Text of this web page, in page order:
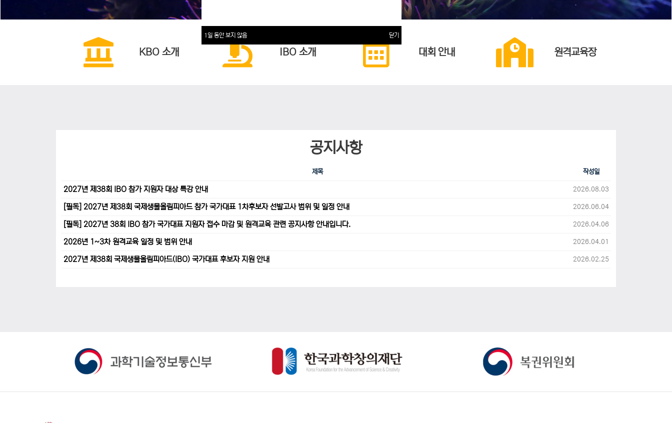
KBO 소개 IBO 소개 대회 안내 원격교육장
공지사항
제목 작성일
2027년 제38회 IBO 참가 지원자 대상 특강 안내 2026.08.03
[필독] 2027년 제38회 국제생물올림피아드 참가 국가대표 1차후보자 선발고사 범위 및 일정 안내 2026.06.04
[필독] 2027년 38회 IBO 참가 국가대표 지원자 접수 마감 및 원격교육 관련 공지사항 안내입니다. 2026.04.06
2026년 1~3차 원격교육 일정 및 범위 안내 2026.04.01
2027년 제38회 국제생물올림피아드(IBO) 국가대표 후보자 지원 안내 2026.02.25
1일 동안 보지 않음 닫기